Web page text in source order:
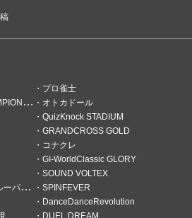
プロ雀士
オトカドール
QuizKnock STADIUM
GRANDCROSS GOLD
コナクレ
GI-WorldClassic GLORY
SOUND VOLTEX
ーズ
SPINFEVER
DanceDanceRevolution